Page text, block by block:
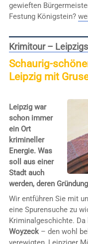
gewieften
Festung Königstein?
Krimitour –
Schaurig-
Leipzig mit
Leipzig war
schon immer
ein Ort
krimineller
Energie. Was
soll aus einer
Stadt auch
werden, deren
Wir entführen Sie mit
eine Spurensuche zu
Kriminalgeschichte.
Woyzeck– den wohl